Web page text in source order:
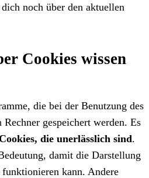
noch über den aktuellen
Cookies wissen
die bei der Benutzung des
gespeichert werden. Es
die unerlässlich sind.
damit die Darstellung
kann. Andere